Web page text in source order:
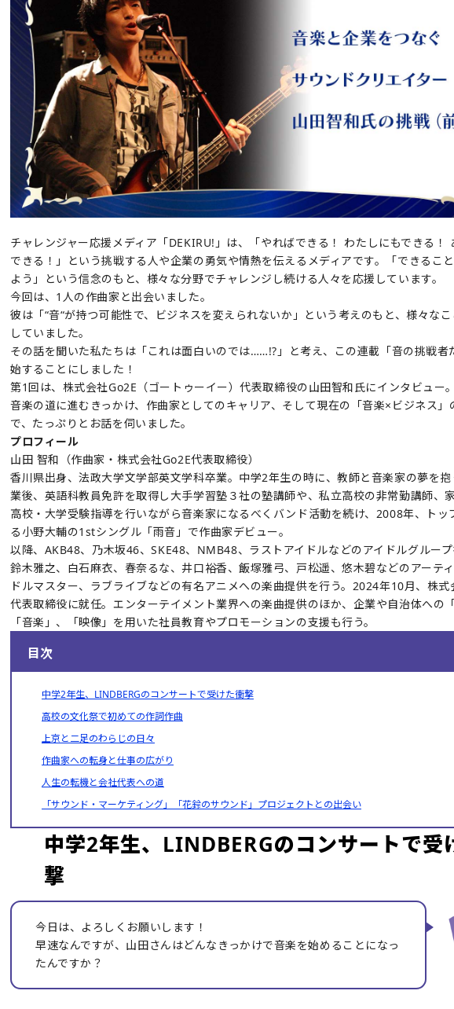
チャレンジャー応援メディア「DEKIRU!」は、「やればできる！ わたしにもできる！
できる！」という挑戦する人や企業の勇気や情熱を伝えるメディアです。「できるこ
よう」という信念のもと、様々な分野でチャレンジし続ける人々を応援しています。
今回は、1人の作曲家と出会いました。
彼は「“音“が持つ可能性で、ビジネスを変えられないか」という考えのもと、様々な
していました。
その話を聞いた私たちは「これは面白いのでは……!?」と考え、この連載「音の挑戦者
始することにしました！
第1回は、株式会社Go2E（ゴートゥーイー）代表取締役の山田智和氏にインタビュー。
音楽の道に進むきっかけ、作曲家としてのキャリア、そして現在の「音楽×ビジネス」
で、たっぷりとお話を伺いました。
プロフィール
山田 智和（作曲家・株式会社Go2E代表取締役）
香川県出身、法政大学文学部英文学科卒業。中学2年生の時に、教師と音楽家の夢を抱
業後、英語科教員免許を取得し大手学習塾３社の塾講師や、私立高校の非常勤講師、
高校・大学受験指導を行いながら音楽家になるべくバンド活動を続け、2008年、トッ
る小野大輔の1stシングル「雨音」で作曲家デビュー。
以降、AKB48、乃木坂46、SKE48、NMB48、ラストアイドルなどのアイドルグループ
鈴木雅之、白石麻衣、春奈るな、井口裕香、飯塚雅弓、戸松遥、悠木碧などのアーテ
ドルマスター、ラブライブなどの有名アニメへの楽曲提供を行う。2024年10月、株式
代表取締役に就任。エンターテイメント業界への楽曲提供のほか、企業や自治体への「
「音楽」、「映像」を用いた社員教育やプロモーションの支援も行う。
目次
中学2年生、LINDBERGのコンサートで受けた衝撃
高校の文化祭で初めての作詞作曲
上京と二足のわらじの日々
作曲家への転身と仕事の広がり
人生の転機と会社代表への道
「サウンド・マーケティング」「花鈴のサウンド」プロジェクトとの出会い
中学2年生、LINDBERGのコンサートで受
撃
今日は、よろしくお願いします！
早速なんですが、山田さんはどんなきっかけで音楽を始めることになっ
たんですか？